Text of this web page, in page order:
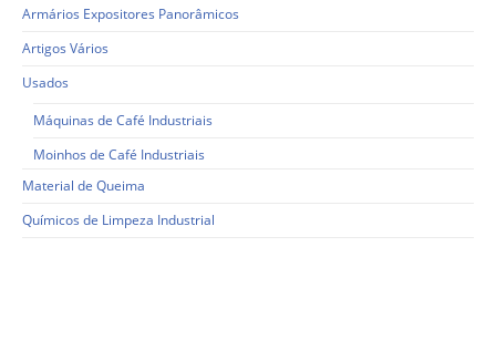
Armários Expositores Panorâmicos
Artigos Vários
Usados
Máquinas de Café Industriais
Moinhos de Café Industriais
Material de Queima
Químicos de Limpeza Industrial